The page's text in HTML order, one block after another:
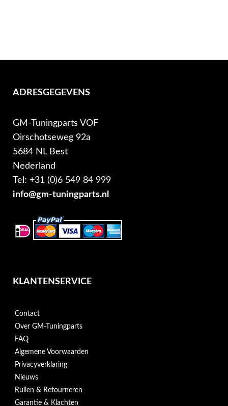
ADRESGEGEVENS
GM-Tuningparts VOF
Oirschotseweg 92a
5684 NL Best
Nederland
Tel: +31 (0)6 549 84 999
info@gm-tuningparts.nl
KLANTENSERVICE
Contact
Over GM-Tuningparts
FAQ
Algemene Voorwaarden
Privacyverklaring
Nieuws
Ruilen & Retourneren
Garantie & Klachten